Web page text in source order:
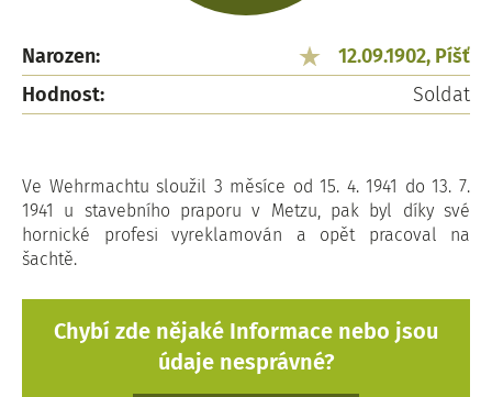
Narozen:
12.09.1902, Píšť
Hodnost:
Soldat
Ve Wehrmachtu sloužil 3 měsíce od 15. 4. 1941 do 13. 7.
1941 u stavebního praporu v Metzu, pak byl díky své
hornické profesi vyreklamován a opět pracoval na
šachtě.
Chybí zde nějaké Informace nebo jsou
údaje nesprávné?